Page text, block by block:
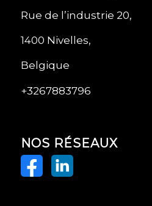
Rue de l’industrie 20,
1400 Nivelles,
Belgique
+3267883796
NOS RÉSEAUX